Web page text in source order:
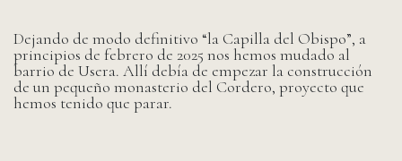
Dejando de modo definitivo “la Capilla del Obispo”, a
principios de febrero de 2025 nos hemos mudado al
barrio de Usera. Allí debía de empezar la construcción
de un pequeño monasterio del Cordero, proyecto que
hemos tenido que parar.